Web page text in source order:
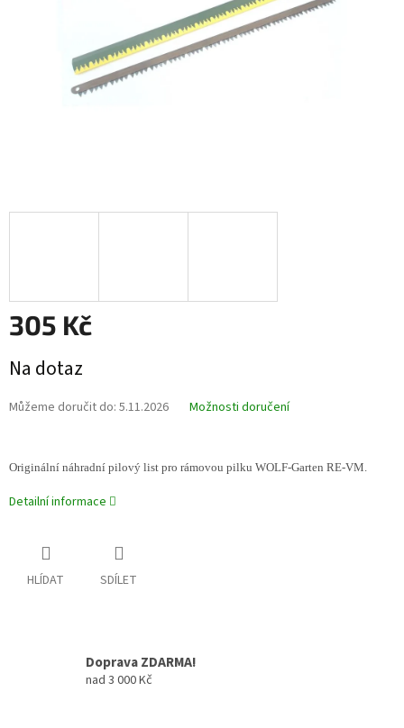
305 Kč
cena:
Na dotaz
Můžeme doručit do: 5.11.2026 Možnosti doručení
Originální náhradní pilový list pro rámovou pilku WOLF-Garten RE-VM.
Detailní informace
HLÍDAT SDÍLET
Doprava ZDARMA!
nad 3 000 Kč